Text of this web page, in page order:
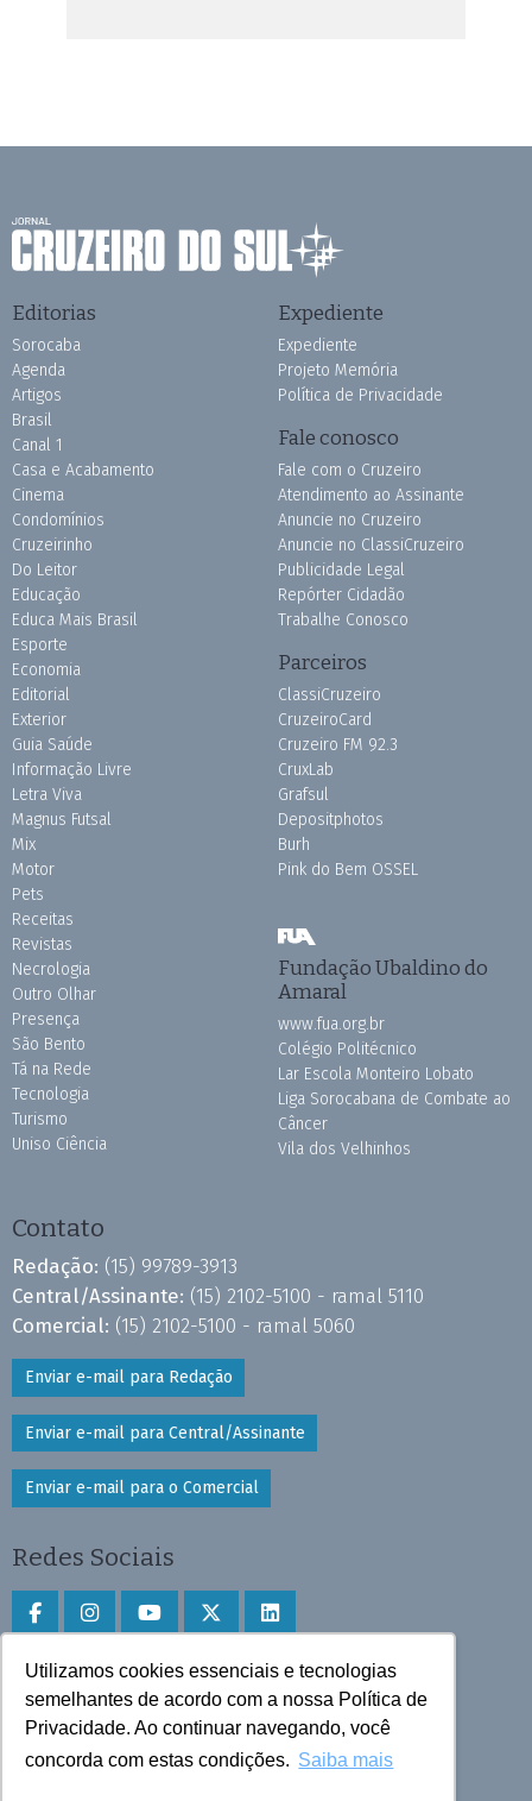
Utilizamos cookies essenciais e tecnologias
semelhantes de acordo com a nossa Política de
Privacidade. Ao continuar navegando, você
concorda com estas condições. Saiba mais
Editorias
Sorocaba
Agenda
Artigos
Brasil
Canal 1
Casa e Acabamento
Cinema
Condomínios
Cruzeirinho
Do Leitor
Educação
Educa Mais Brasil
Esporte
Economia
Editorial
Exterior
Guia Saúde
Informação Livre
Letra Viva
Magnus Futsal
Mix
Motor
Pets
Receitas
Revistas
Necrologia
Outro Olhar
Presença
São Bento
Tá na Rede
Tecnologia
Turismo
Uniso Ciência
Expediente
Expediente
Projeto Memória
Política de Privacidade
Fale conosco
Fale com o Cruzeiro
Atendimento ao Assinante
Anuncie no Cruzeiro
Anuncie no ClassiCruzeiro
Publicidade Legal
Repórter Cidadão
Trabalhe Conosco
Parceiros
ClassiCruzeiro
CruzeiroCard
Cruzeiro FM 92.3
CruxLab
Grafsul
Depositphotos
Burh
Pink do Bem OSSEL
Fundação Ubaldino do
Amaral
www.fua.org.br
Colégio Politécnico
Lar Escola Monteiro Lobato
Liga Sorocabana de Combate ao
Câncer
Vila dos Velhinhos
Contato
Redação: (15) 99789-3913
Central/Assinante: (15) 2102-5100 - ramal 5110
Comercial: (15) 2102-5100 - ramal 5060
Enviar e-mail para Redação
Enviar e-mail para Central/Assinante
Enviar e-mail para o Comercial
Redes Sociais
Faça download do aplicativo
Play Store e App Store